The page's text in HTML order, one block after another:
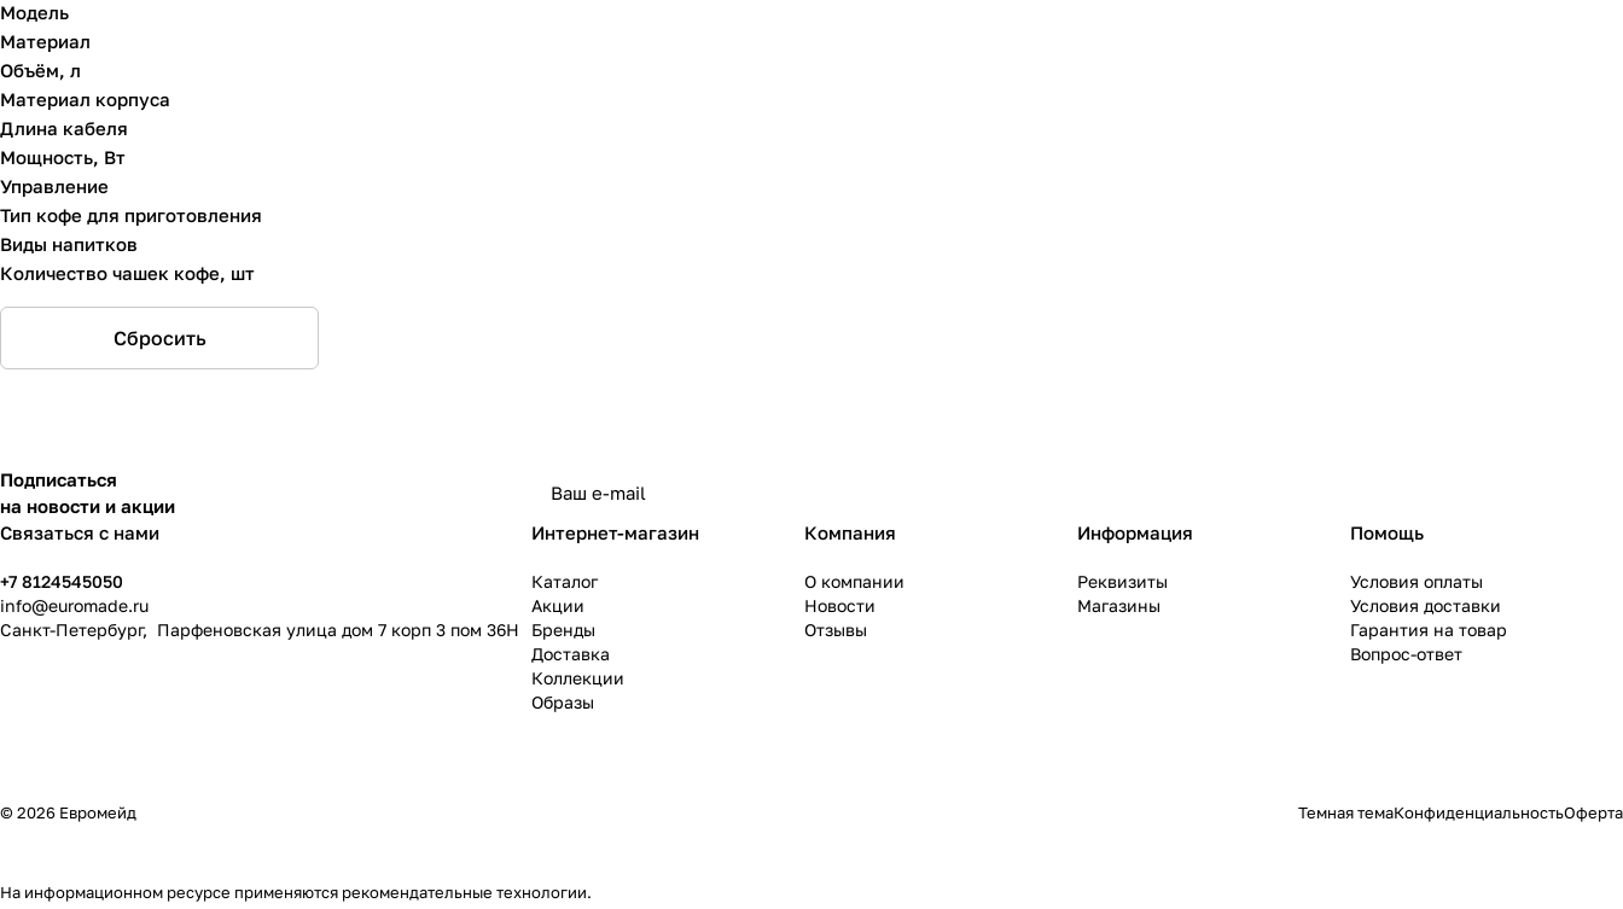
Модель
Материал
Объём, л
Материал корпуса
Длина кабеля
Мощность, Вт
Управление
Тип кофе для приготовления
Виды напитков
Количество чашек кофе, шт
Сбросить
Подписаться
на новости и акции
Связаться с нами
+7 8124545050
info@euromade.ru
Санкт-Петербург, Парфеновская улица дом 7 корп 3 пом 36Н
Интернет-магазин
Каталог
Акции
Бренды
Доставка
Коллекции
Образы
Компания
О компании
Новости
Отзывы
Информация
Реквизиты
Магазины
Помощь
Условия оплаты
Условия доставки
Гарантия на товар
Вопрос-ответ
© 2026 Евромейд Темная темаКонфиденциальностьОферта
На информационном ресурсе применяются рекомендательные технологии.